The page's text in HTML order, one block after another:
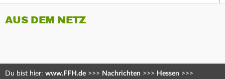
AUS DEM NETZ
Du bist hier: www.FFH.de >>> Nachrichten >>> Hessen >>>